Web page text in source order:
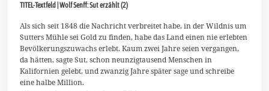
N
v
e
m
b
e
r
2
0
TITEL-Textfeld | Wolf Senff: Sut erzählt (2)
Als sich seit 1848 die Nachricht verbreitet habe, in der Wildnis um
Sutters Mühle sei Gold zu finden, habe das Land einen nie erlebten
Bevölkerungszuwachs erlebt. Kaum zwei Jahre seien vergangen,
da hätten, sagte Sut, schon neunzigtausend Menschen in
Kalifornien gelebt, und zwanzig Jahre später sage und schreibe
eine halbe Million.